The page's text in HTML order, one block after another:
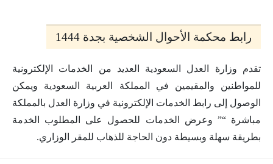
رابط محكمة الأحوال الشخصية بجدة 1444
تقدم وزارة العدل السعودية العديد من الخدمات الإلكترونية
للمواطنين والمقيمين في المملكة العربية السعودية ويمكن
الوصول إلى رابط الخدمات الإلكترونية في وزارة العدل بالمملكة
مباشرة “” وعرض الخدمات للحصول على المطلوب الخدمة
بطريقة سهلة وبسيطة دون الحاجة للذهاب للمقر الوزاري.